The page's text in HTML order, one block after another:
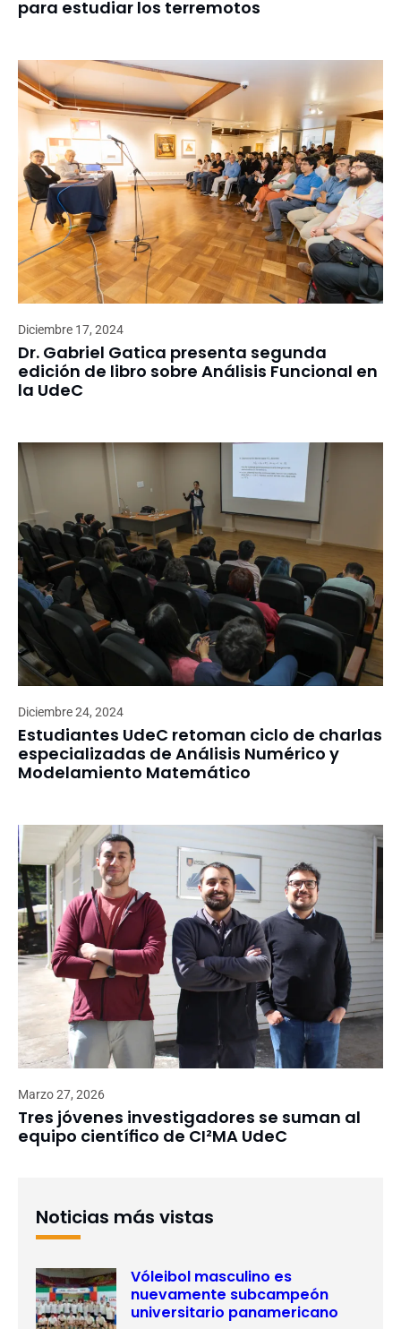
para estudiar los terremotos
Diciembre 17, 2024
Dr. Gabriel Gatica presenta segunda
edición de libro sobre Análisis Funcional en
la UdeC
Diciembre 24, 2024
Estudiantes UdeC retoman ciclo de charlas
especializadas de Análisis Numérico y
Modelamiento Matemático
Marzo 27, 2026
Tres jóvenes investigadores se suman al
equipo científico de CI²MA UdeC
Noticias más vistas
Vóleibol masculino es
nuevamente subcampeón
universitario panamericano